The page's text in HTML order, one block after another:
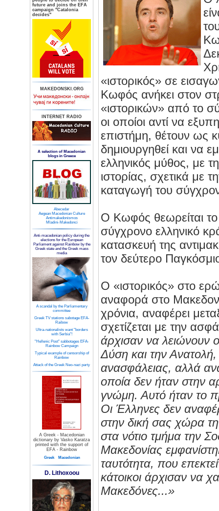
future and joins the EFA
campaign "Catalonia
decides"
MAKEDONSKI.ORG
INTERNET RADIO
A selection of Macedonian
blogs in Greece
Abecedar
Aegean Macedonian Culture
Antimakedonismos
Mladini-Makedonci
Anti-macedonian policy during the
elections for the European
Parliament against Rainbow by the
Greek state and the Greek mass
media
A scandal by the Parliamentary
committee
Greek TV stations sabotage EFA-
Raibow
Ultra-nationalists want "borders
with Serbia"!
"Hellenic Post" sabbotages EFA-
Rainbow Campaign
Typical example of censorship of
Rainbow
Attack of the Greek Neo-nazi party
A Greek - Macedonian
dictionary by Vasko Karatza
printed with the support of
EFA - Rainbow
Greek Macedonian
D. Lithoxoou
«ιστορικός» σε
Κωφός ανήκει στον
«ιστορικών» από το
οι οποίοι αντί να
επιστήμη, θέτουν ως
δημιουργηθεί και να
ελληνικός μύθος, με
ιστορίας, σχετικά με
καταγωγή του
Ο Κωφός θεωρείται
σύγχρονο ελληνικό
κατασκευή της
τον δεύτερο
Ο «ιστορικός» στο
αναφορά στο
χρόνια, αναφέρει
σχετίζεται με την
άρχισαν να λειώνουν
Δύση και την
ανασφάλειας, αλλά
οποία δεν ήταν στην
γνώμη. Αυτό ήταν το
Οι Έλληνες δεν
στην δική σας χώρα
στα νότιο τμήμα την
Μακεδονίας
ταυτότητα, που
κάτοικοι άρχισαν να
Μακεδόνες...»